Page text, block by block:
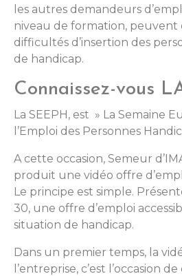
les autres demandeurs
niveau de formation, peuvent
difficultés d’insertion des
de handicap.
Connaissez-vous
La SEEPH, est » La Semaine
l’Emploi des Personnes
A cette occasion, Semeur
produit une vidéo offre
Le principe est simple.
30, une offre d’emploi
situation de handicap.
Dans un premier temps, la
l’entreprise, c’est l’occasion